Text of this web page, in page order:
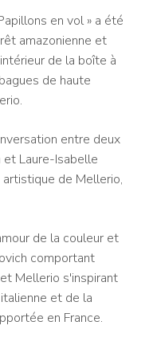
en vol » a été
amazonienne et
de la boîte à
de haute
entre deux
et Laure-Isabelle
de Mellerio,
de la couleur et
comportant
Mellerio s'inspirant
et de la
en France.